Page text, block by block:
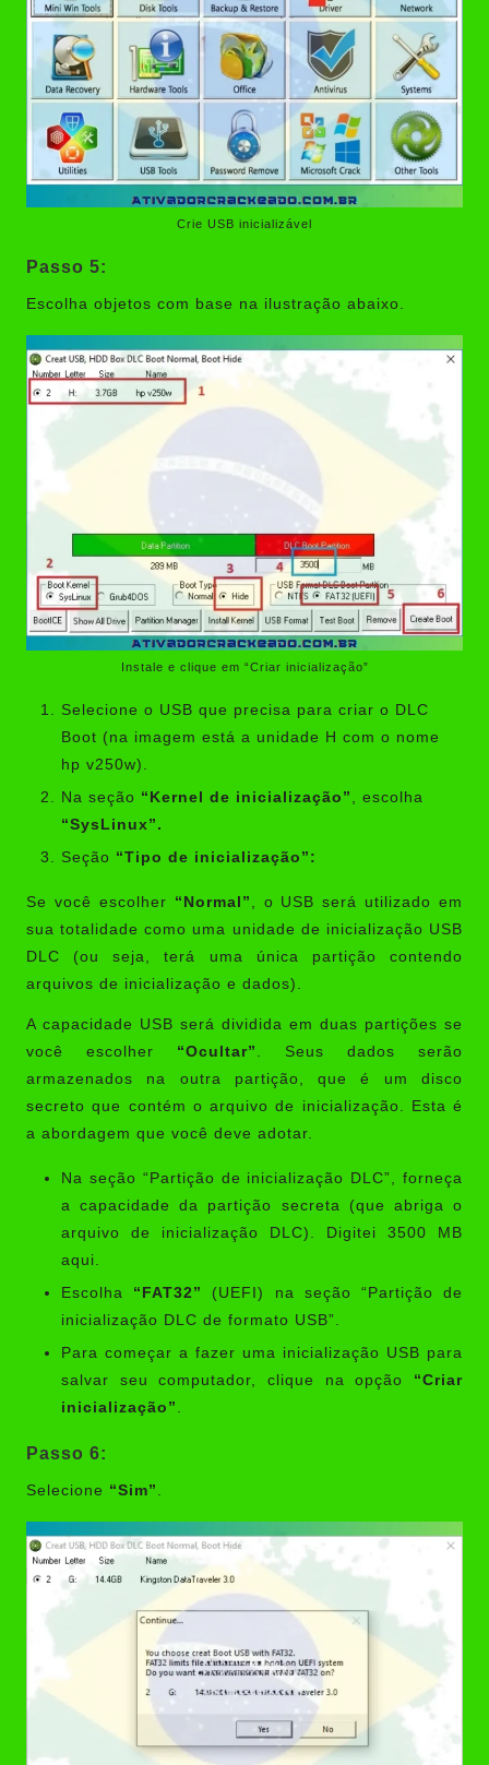
Crie USB inicializável
Passo 5:
Escolha objetos com base na ilustração abaixo.
Instale e clique em “Criar inicialização”
Selecione o USB que precisa para criar o DLC
Boot (na imagem está a unidade H com o nome
hp v250w).
Na seção “Kernel de inicialização” , escolha
“SysLinux”.
Seção “Tipo de inicialização”:
Se você escolher “Normal” , o USB será utilizado em
sua totalidade como uma unidade de inicialização USB
DLC (ou seja, terá uma única partição contendo
arquivos de inicialização e dados).
A capacidade USB será dividida em duas partições se
você escolher “Ocultar” . Seus dados serão
armazenados na outra partição, que é um disco
secreto que contém o arquivo de inicialização. Esta é
a abordagem que você deve adotar.
Na seção “Partição de inicialização DLC”, forneça
a capacidade da partição secreta (que abriga o
arquivo de inicialização DLC). Digitei 3500 MB
aqui.
Escolha “FAT32”
(UEFI) na seção “Partição de
inicialização DLC de formato USB”.
Para começar a fazer uma inicialização USB para
salvar seu computador, clique na opção “Criar
inicialização” .
Passo 6:
Selecione “Sim”